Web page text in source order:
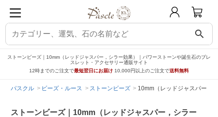
search
ストーンビーズ｜10mm（レッドジャスパー，シラー効果）｜パワーストーンや誕生石のブレ
スレット・アクセサリー通販サイト
12時までのご注文で最短翌日にお届け 10,000円以上のご注文で送料無料
パスクル ビーズ・ルース ストーンビーズ 10mm（レッドジャスパー，
ストーンビーズ｜10mm（レッドジャスパー，シラー